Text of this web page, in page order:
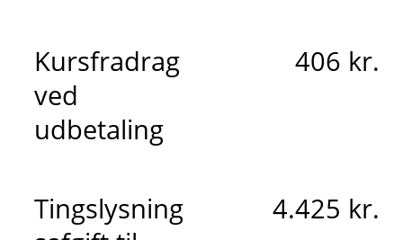
Kursfradrag
ved
udbetaling
406 kr.
Tingslysning
4.425 kr.